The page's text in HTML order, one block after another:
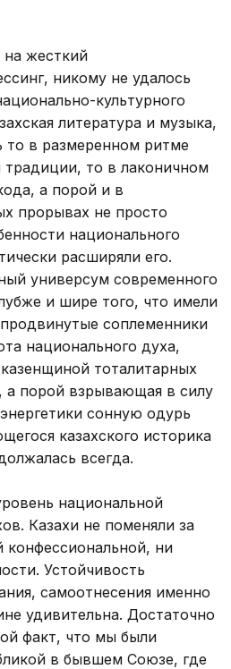
жесткий
никому не удалось
культурного
литература и музыка,
то в размеренном ритме
традиции, то в лаконичном
а порой и в
прорывах не просто
национального
расширяли его.
универсум современного
и шире того, что имели
соплеменники
национального духа,
тоталитарных
а порой взрывающая в силу
сонную одурь
казахского историка
всегда.
национальной
Казахи не поменяли за
конфессиональной, ни
Устойчивость
самоотнесения именно
удивительна. Достаточно
факт, что мы были
в бывшем Союзе, где